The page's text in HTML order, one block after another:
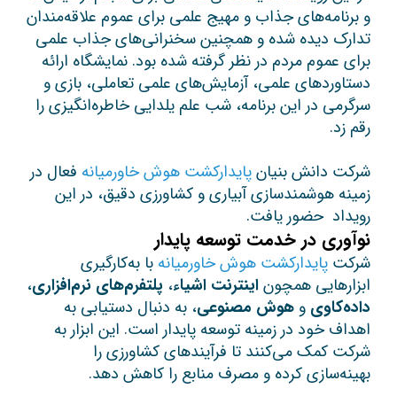
و برنامه‌های جذاب و مهیج علمی برای عموم علاقه‌مندان
تدارک دیده شده‌ و همچنین سخنرانی‌های جذاب علمی
برای عموم مردم در نظر گرفته شده بود. نمایشگاه ارائه
دستاورد‌های علمی، آزمایش‌های علمی تعاملی، بازی و
سرگرمی در این برنامه، شب علم یلدایی خاطره‌انگیزی را
رقم زد.
شرکت دانش بنیانپایدارکشت هوش خاورمیانه فعال در
زمینه هوشمندسازی آبیاری و کشاورزی دقیق، در این
رویداد حضور یافت.
نوآوری در خدمت توسعه پایدار
شرکت پایدارکشت هوش خاورمیانه با به‌کارگیری
ابزارهایی همچوناینترنت اشیاء، پلتفرم‌های نرم‌افزاری،
داده‌کاوی و هوش مصنوعی، به دنبال دستیابی به
اهداف خود در زمینه توسعه پایدار است. این ابزار به
شرکت کمک می‌کنند تا فرآیندهای کشاورزی را
بهینه‌سازی کرده و مصرف منابع را کاهش دهد.